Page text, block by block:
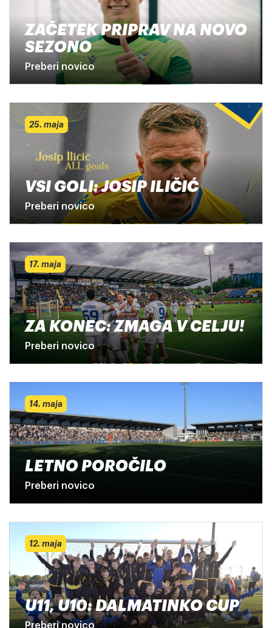
ZAČETEK PRIPRAV NA NOVO
SEZONO
Preberi novico
25. maja
VSI GOLI: JOSIP ILIČIĆ
Preberi novico
17. maja
ZA KONEC: ZMAGA V CELJU!
Preberi novico
14. maja
LETNO POROČILO
Preberi novico
12. maja
U11, U10: DALMATINKO CUP
Preberi novico